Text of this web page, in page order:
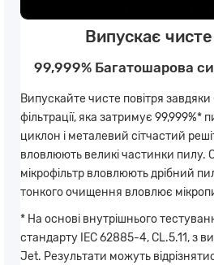
Випускає
99,999% Багатошарова
Випускайте чисте повітря
фільтрації, яка затримує
циклон і металевий сітчастий
вловлюють великі частинки пилу.
мікрофільтр вловлюють дрібний
тонкого очищення вловлює
* На основі внутрішнього
стандарту IEC 62885-4, CL.5.11, з
Jet. Результати можуть